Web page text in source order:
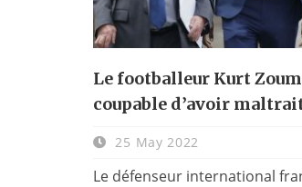
Le footballeur Kurt
coupable d’avoir
25 May 2022
Le défenseur international